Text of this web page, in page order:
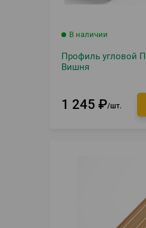
В наличии
Профиль угловой
Вишня
1 245 ₽ шт.